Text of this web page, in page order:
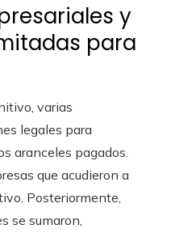
y
para
varias
legales para
aranceles pagados.
que acudieron a
Posteriormente,
se sumaron,